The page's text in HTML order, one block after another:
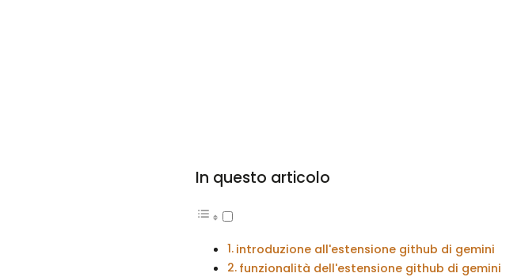
In questo articolo
introduzione all'estensione github di gemini
funzionalità dell'estensione github di gemini